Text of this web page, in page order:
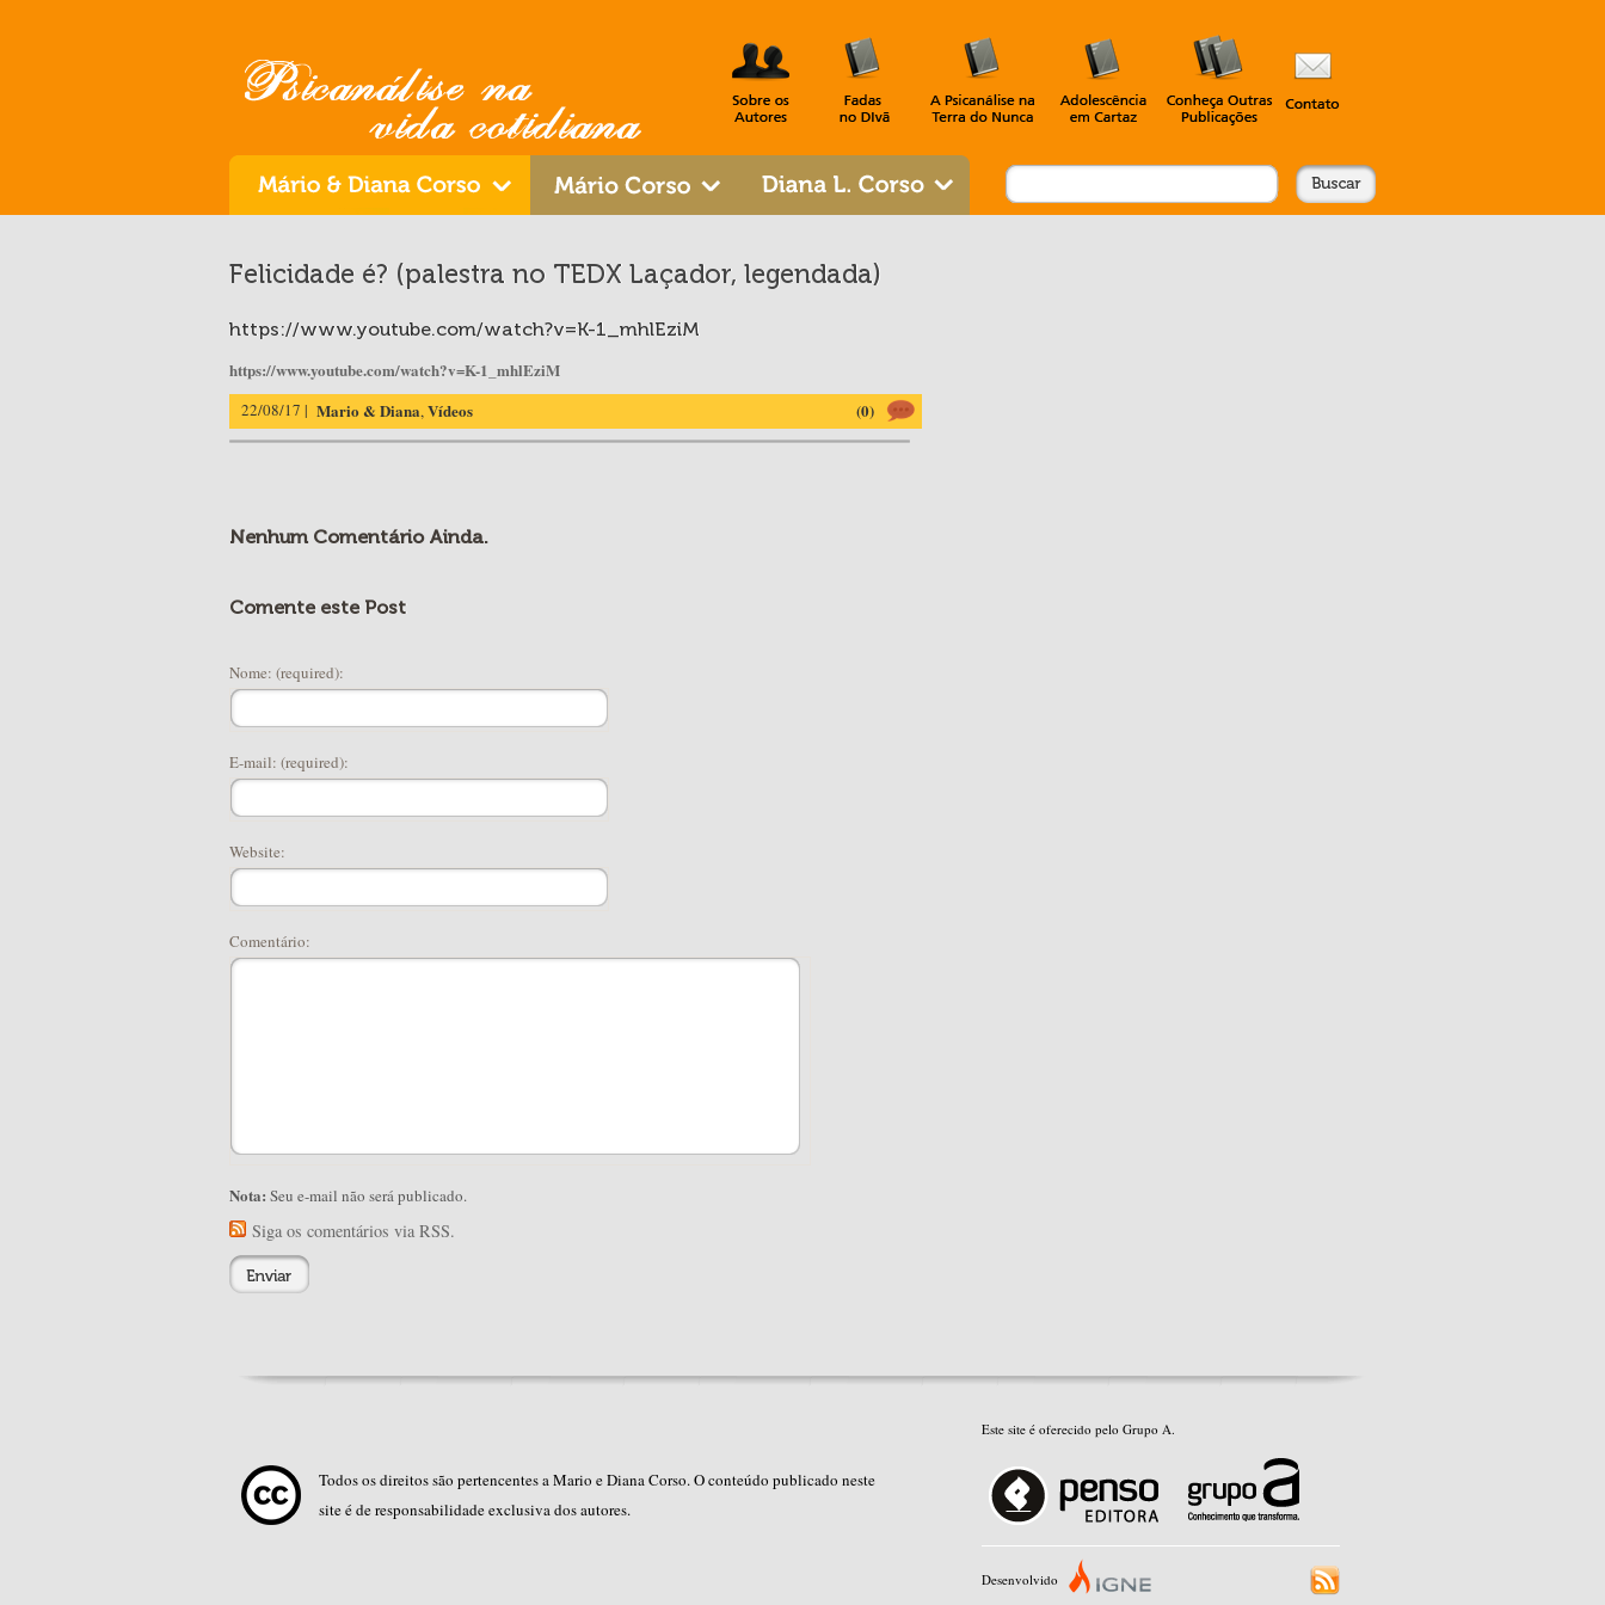
Felicidade é? (palestra no TEDX Laçador, legendada)
https://www.youtube.com/watch?v=K-1_mhlEziM
https://www.youtube.com/watch?v=K-1_mhlEziM
22/08/17 | Mario & Diana,Vídeos (0)
Nenhum Comentário Ainda.
Comente este Post
Nome: (required):
E-mail: (required):
Website:
Comentário:
Nota: Seu e-mail não será publicado.
Siga os comentários via RSS.
Todos os direitos são pertencentes a Mario e Diana Corso. O conteúdo publicado neste
site é de responsabilidade exclusiva dos autores.
Este site é oferecido pelo Grupo A.
Desenvolvido